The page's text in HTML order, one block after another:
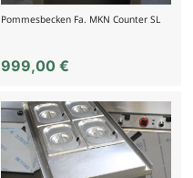
Pommesbecken Fa. MKN Counter SL
999,00€